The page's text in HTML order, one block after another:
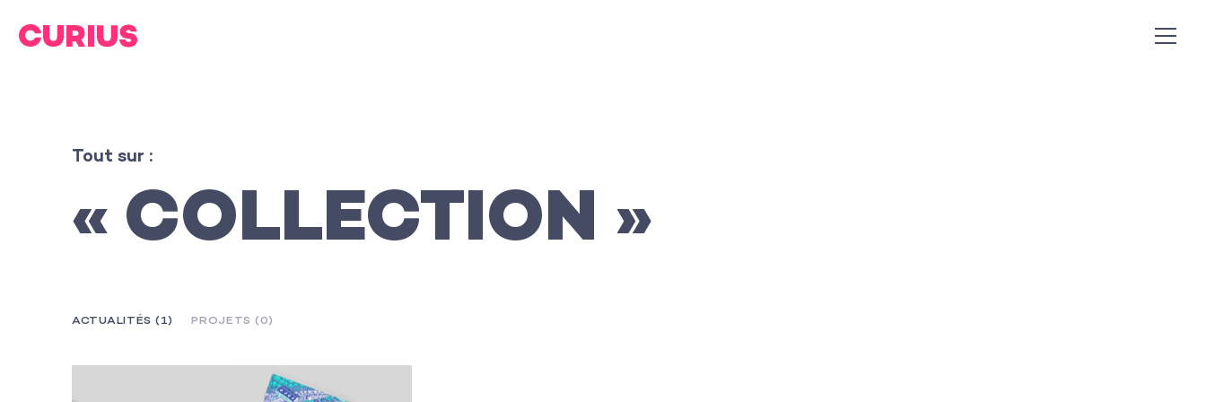
L’agence
Tout sur :
« COLLECTION »
ACTUALITÉS (1) PROJETS (0)